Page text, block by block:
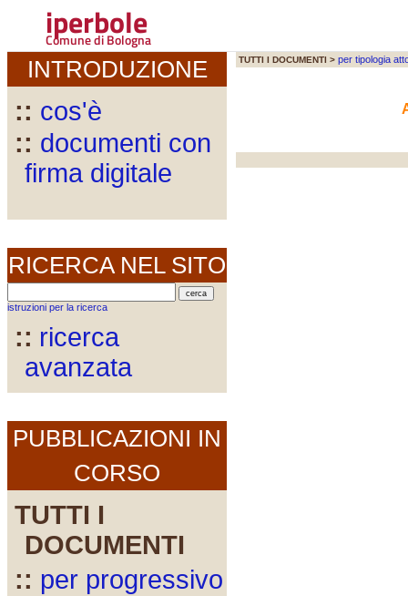
iperbole
Comune di Bologna
INTRODUZIONE
:: cos'è
:: documenti con
firma digitale
RICERCA NEL SITO
istruzioni per la ricerca
:: ricerca
avanzata
PUBBLICAZIONI IN
CORSO
TUTTI I
DOCUMENTI
:: per progressivo
TUTTI I DOCUMENTI > per tipologia